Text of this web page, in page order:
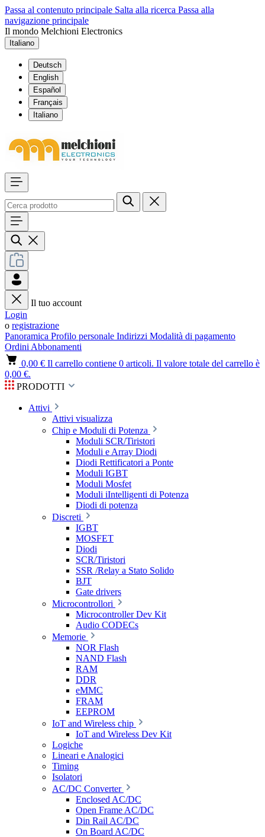
Passa al contenuto principale Salta alla ricerca Passa alla
navigazione principale
Il mondo Melchioni Electronics
Italiano
Deutsch
English
Español
Français
Italiano
Il tuo account
Login
o registrazione
Panoramica Profilo personale Indirizzi Modalità di pagamento
Ordini Abbonamenti
0,00 € Il carrello contiene 0 articoli. Il valore totale del carrello è
0,00 €.
PRODOTTI
Attivi
Attivi visualizza
Chip e Moduli di Potenza
Moduli SCR/Tiristori
Moduli e Array Diodi
Diodi Rettificatori a Ponte
Moduli IGBT
Moduli Mosfet
Moduli iIntelligenti di Potenza
Diodi di potenza
Discreti
IGBT
MOSFET
Diodi
SCR/Tiristori
SSR /Relay a Stato Solido
BJT
Gate drivers
Microcontrollori
Microcontroller Dev Kit
Audio CODECs
Memorie
NOR Flash
NAND Flash
RAM
DDR
eMMC
FRAM
EEPROM
IoT and Wireless chip
IoT and Wireless Dev Kit
Logiche
Lineari e Analogici
Timing
Isolatori
AC/DC Converter
Enclosed AC/DC
Open Frame AC/DC
Din Rail AC/DC
On Board AC/DC